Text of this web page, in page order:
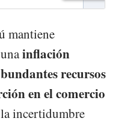
mantiene
inflación
recursos
en el comercio
incertidumbre